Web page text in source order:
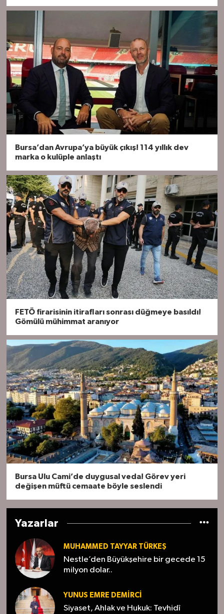
Bursa’dan Avrupa’ya büyük çıkış! 114 yıllık dev
marka o kulüple anlaştı
FETÖ firarisinin itirafları sonrası düğmeye basıldı!
Gömülü mühimmat aranıyor
Bursa Ulu Cami’de duygusal veda! Görev yeri
değişen müftü cemaate böyle seslendi
Yazarlar
MUHAMMED TAYYAR TÜRKEŞ
Nestle’den Büyükşehire bir gecede 15
milyon dolar..
YUNUS EMRE DEMIRCI
Siyaset, Ahlak ve Hukuk: Tevhidî